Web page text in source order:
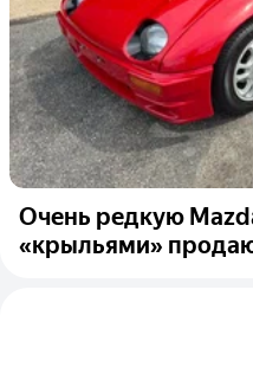
Очень редкую
«крыльями»